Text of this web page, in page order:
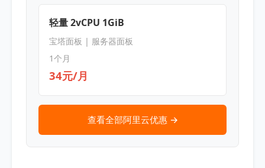
轻量 2vCPU 1GiB
宝塔面板 | 服务器面板
1个月
34元/月
查看全部阿里云优惠 →